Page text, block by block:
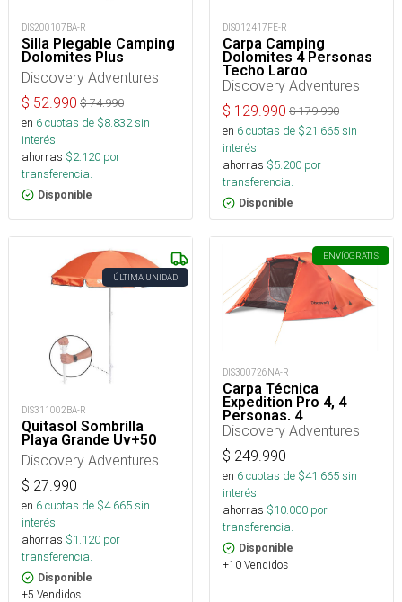
DIS200107BA-R
Silla Plegable Camping
Dolomites Plus
Discovery Adventures
$ 52.990 $74.990
en 6cuotas de $8.832sin
interés
ahorras $2.120 por
transferencia.
Disponible
DIS012417FE-R
Carpa Camping
Dolomites 4 Personas
Techo Largo
Discovery Adventures
$ 129.990 $179.990
en 6cuotas de $21.665sin
interés
ahorras $5.200 por
transferencia.
Disponible
ÚLTIMA UNIDAD
DIS311002BA-R
Quitasol Sombrilla
Playa Grande Uv+50
Discovery Adventures
$ 27.990
en 6cuotas de $4.665sin
interés
ahorras $1.120 por
transferencia.
Disponible
+5 Vendidos
ENVÍOGRATIS
DIS300726NA-R
Carpa Técnica
Expedition Pro 4, 4
Personas, 4
Estaciones 5000mm
Discovery Adventures
$ 249.990
en 6cuotas de $41.665sin
interés
ahorras $10.000 por
transferencia.
Disponible
+10 Vendidos